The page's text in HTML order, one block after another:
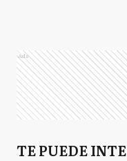
Ads
TE PUEDE